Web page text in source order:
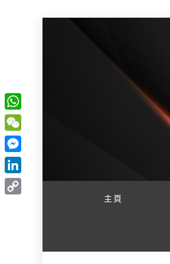
主頁
W
h
a
t
s
W
e
C
h
M
e
s
L
i